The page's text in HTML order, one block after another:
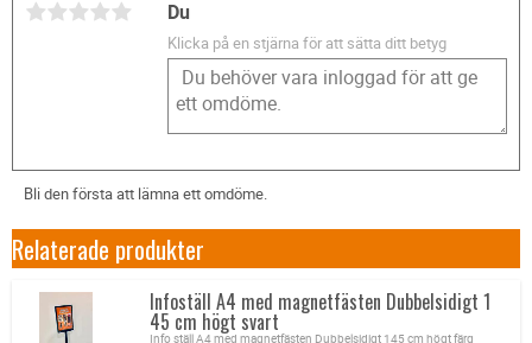
Du
Klicka på en stjärna för att sätta ditt betyg
Bli den första att lämna ett omdöme.
Relaterade produkter
Infoställ A4 med magnetfästen Dubbelsidigt 1
45 cm högt svart
Info ställ A4 med magnetfästen Dubbelsidigt 145 cm högt färg